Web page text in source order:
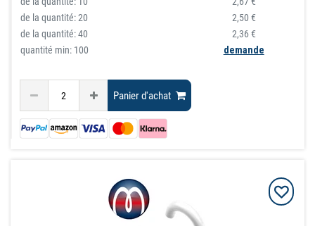
de la quantité:20
2,50 €
de la quantité:40
2,36 €
quantité min: 100
demande
Panier d'achat